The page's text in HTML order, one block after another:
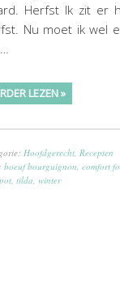
Herfst Ik zit er
Nu moet ik wel
LEZEN »
Hoofdgerecht Recepten
boeuf bourguignon comfort
tilda winter